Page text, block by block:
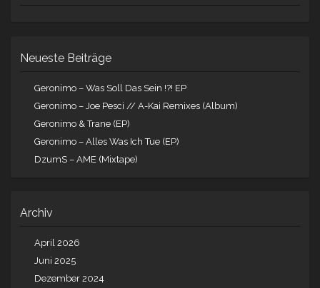
Neueste Beiträge
Geronimo – Was Soll Das Sein !?! EP
Geronimo – Joe Pesci // A-Kai Remixes (Album)
Geronimo & Trane (EP)
Geronimo – Alles Was Ich Tue (EP)
DzumS – AME (Mixtape)
Archiv
April 2026
Juni 2025
Dezember 2024